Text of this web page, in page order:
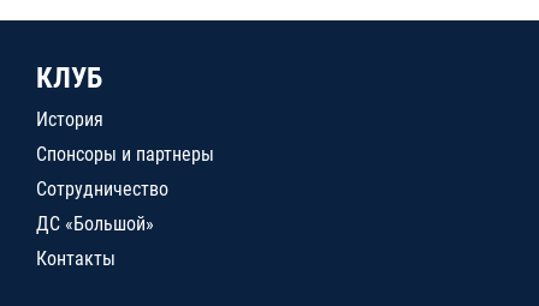
КЛУБ
История
Спонсоры и партнеры
Сотрудничество
ДС «Большой»
Контакты